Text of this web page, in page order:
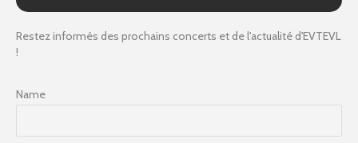
Restez informés des prochains concerts et de l'actualité d'EVTEVL
!
Name